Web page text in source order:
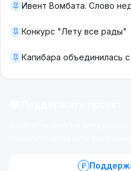
Ивент Вомбата. Слово
Конкурс "Лету все рады"
Капибара объединилась